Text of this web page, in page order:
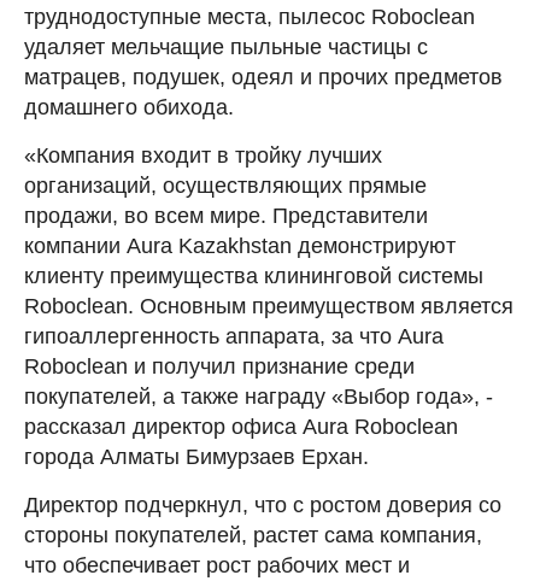
труднодоступные места, пылесос Roboclean
удаляет мельчащие пыльные частицы с
матрацев, подушек, одеял и прочих предметов
домашнего обихода.
«Компания входит в тройку лучших
организаций, осуществляющих прямые
продажи, во всем мире. Представители
компании Aura Kazakhstan демонстрируют
клиенту преимущества клининговой системы
Roboclean. Основным преимуществом является
гипоаллергенность аппарата, за что Aura
Roboclean и получил признание среди
покупателей, а также награду «Выбор года», -
рассказал директор офиса Aura Roboclean
города Алматы Бимурзаев Ерхан.
Директор подчеркнул, что с ростом доверия со
стороны покупателей, растет сама компания,
что обеспечивает рост рабочих мест и